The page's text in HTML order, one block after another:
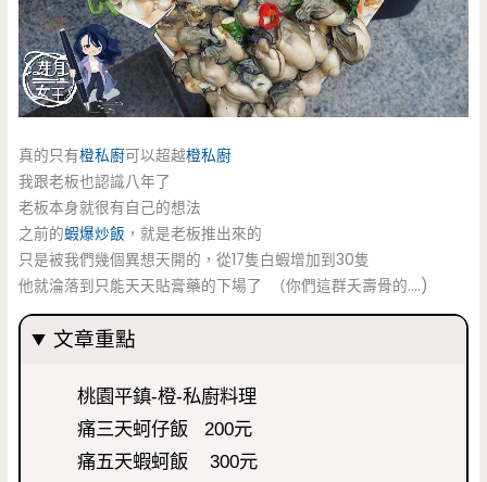
真的只有橙私廚可以超越橙私廚
我跟老板也認識八年了
老板本身就很有自己的想法
之前的蝦爆炒飯 ，就是老板推出來的
只是被我們幾個異想天開的，從17隻白蝦增加到30隻
他就淪落到只能天天貼膏藥的下場了 （你們這群夭壽骨的….)
文章重點
桃園平鎮-橙-私廚料理
痛三天蚵仔飯 200元
痛五天蝦蚵飯 300元